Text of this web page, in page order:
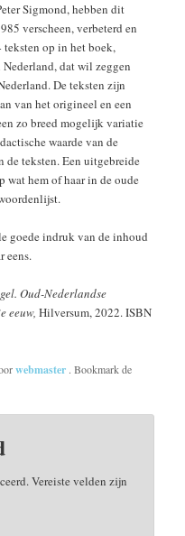
Sigmond, hebben dit
verscheen, verbeterd en
op in het boek,
dat wil zeggen
De teksten zijn
van het origineel en een
zo breed mogelijk variatie
waarde van de
teksten. Een uitgebreide
hem of haar in de oude
goede indruk van de inhoud
eens.
Oud-Nederlandse
eeuw,Hilversum, 2022. ISBN
webmaster . Bookmark de
Vereiste velden zijn